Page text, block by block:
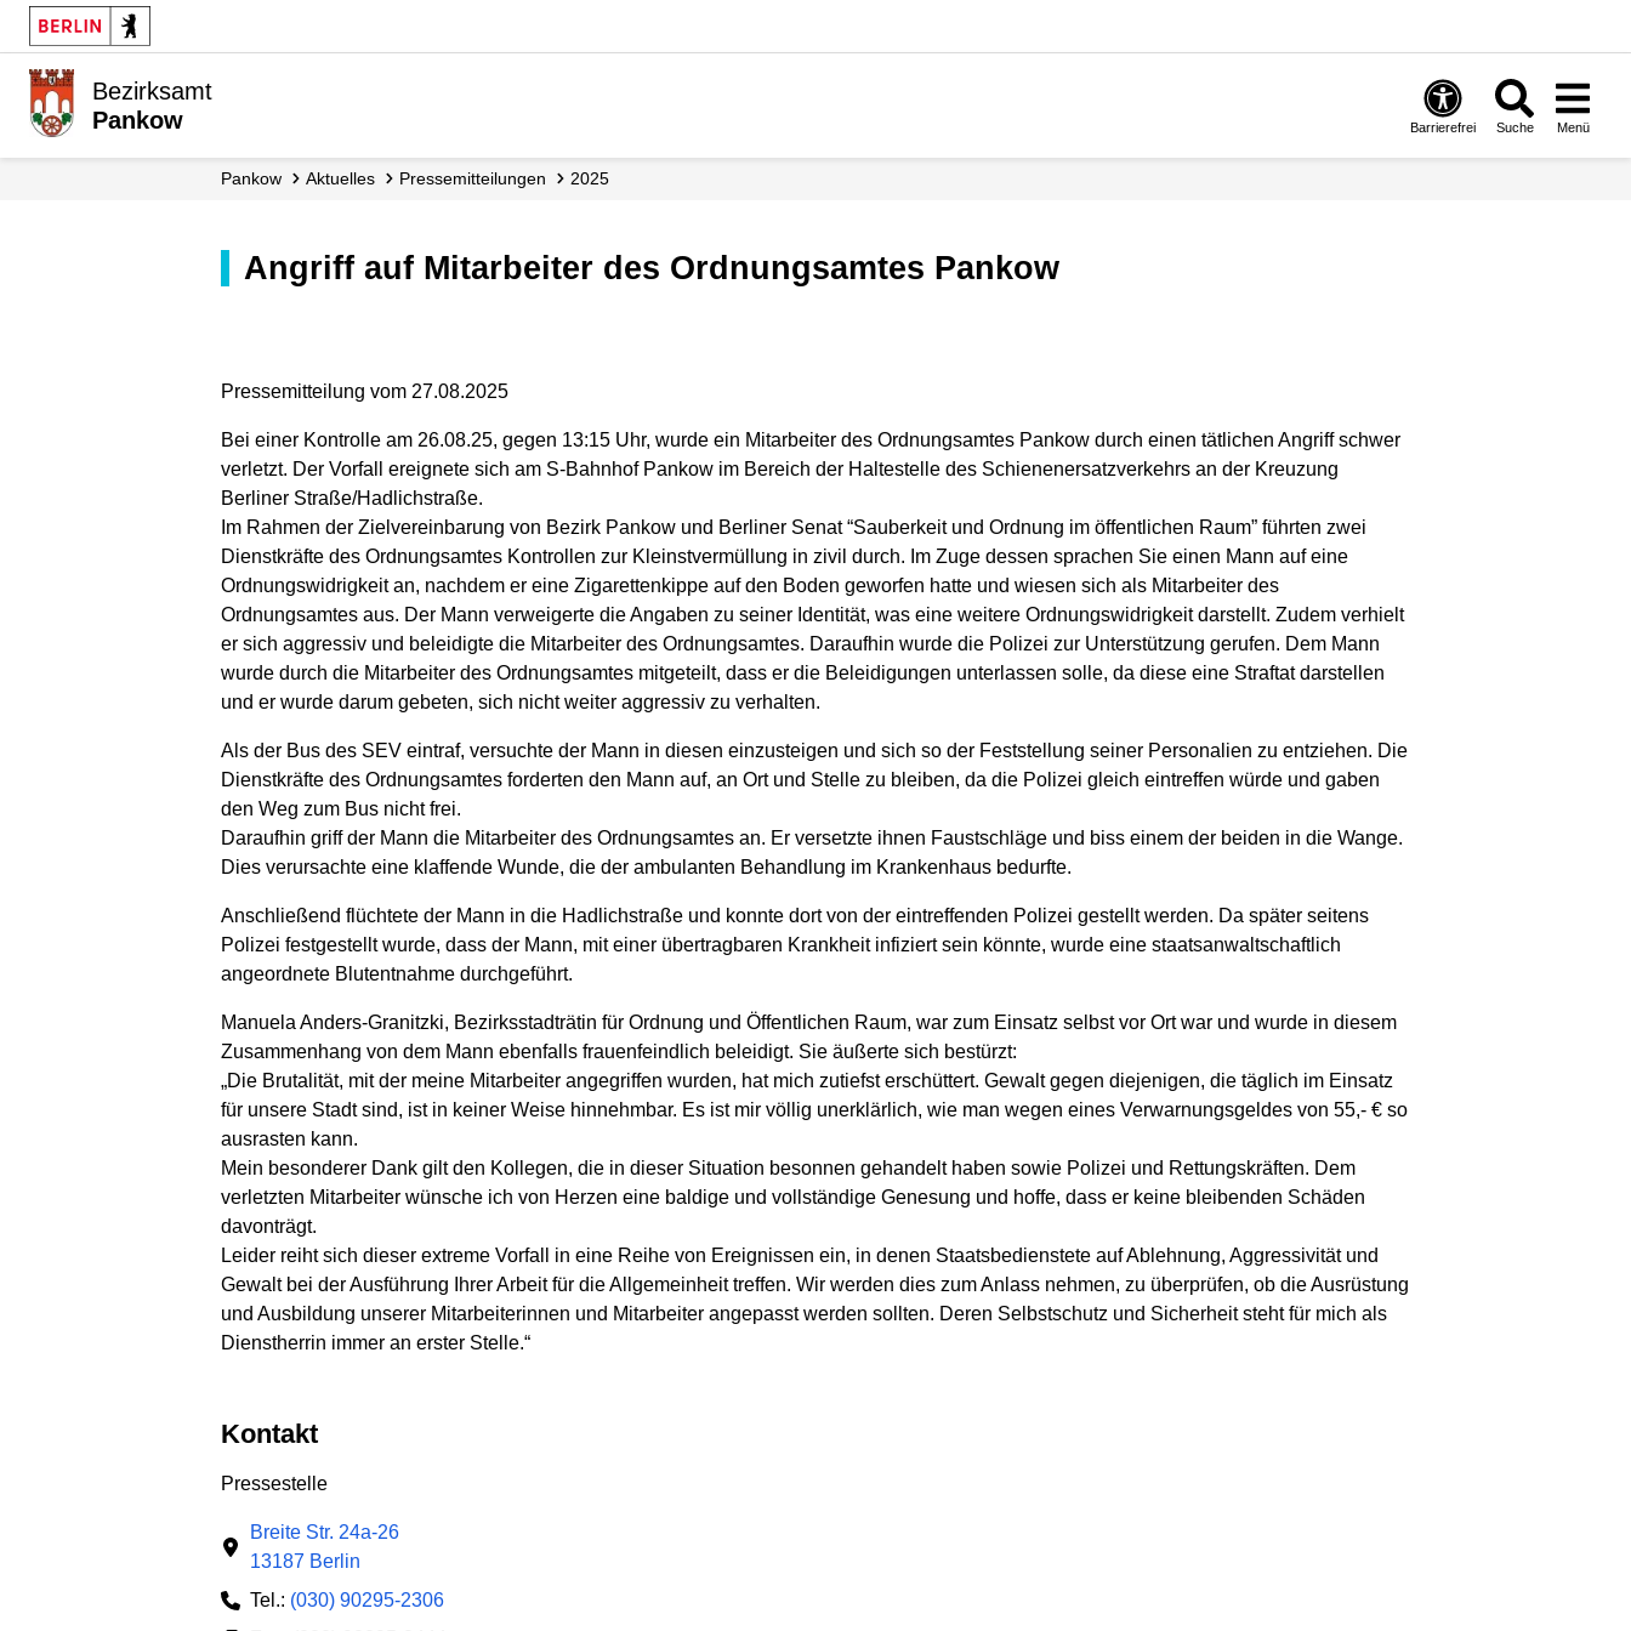
Bezirksamt
Pankow
Barrierefrei Suche Menü
Pankow Aktuelles Presse­mitteilungen 2025
Angriff auf Mitarbeiter des Ordnungsamtes Pankow
Pressemitteilung vom 27.08.2025
Bei einer Kontrolle am 26.08.25, gegen 13:15 Uhr, wurde ein Mitarbeiter des Ordnungsamtes Pankow durch einen tätlichen Angriff schwer
verletzt. Der Vorfall ereignete sich am S-Bahnhof Pankow im Bereich der Haltestelle des Schienenersatzverkehrs an der Kreuzung
Berliner Straße/Hadlichstraße.
Im Rahmen der Zielvereinbarung von Bezirk Pankow und Berliner Senat “Sauberkeit und Ordnung im öffentlichen Raum” führten zwei
Dienstkräfte des Ordnungsamtes Kontrollen zur Kleinstvermüllung in zivil durch. Im Zuge dessen sprachen Sie einen Mann auf eine
Ordnungswidrigkeit an, nachdem er eine Zigarettenkippe auf den Boden geworfen hatte und wiesen sich als Mitarbeiter des
Ordnungsamtes aus. Der Mann verweigerte die Angaben zu seiner Identität, was eine weitere Ordnungswidrigkeit darstellt. Zudem verhielt
er sich aggressiv und beleidigte die Mitarbeiter des Ordnungsamtes. Daraufhin wurde die Polizei zur Unterstützung gerufen. Dem Mann
wurde durch die Mitarbeiter des Ordnungsamtes mitgeteilt, dass er die Beleidigungen unterlassen solle, da diese eine Straftat darstellen
und er wurde darum gebeten, sich nicht weiter aggressiv zu verhalten.
Als der Bus des SEV eintraf, versuchte der Mann in diesen einzusteigen und sich so der Feststellung seiner Personalien zu entziehen. Die
Dienstkräfte des Ordnungsamtes forderten den Mann auf, an Ort und Stelle zu bleiben, da die Polizei gleich eintreffen würde und gaben
den Weg zum Bus nicht frei.
Daraufhin griff der Mann die Mitarbeiter des Ordnungsamtes an. Er versetzte ihnen Faustschläge und biss einem der beiden in die Wange.
Dies verursachte eine klaffende Wunde, die der ambulanten Behandlung im Krankenhaus bedurfte.
Anschließend flüchtete der Mann in die Hadlichstraße und konnte dort von der eintreffenden Polizei gestellt werden. Da später seitens
Polizei festgestellt wurde, dass der Mann, mit einer übertragbaren Krankheit infiziert sein könnte, wurde eine staatsanwaltschaftlich
angeordnete Blutentnahme durchgeführt.
Manuela Anders-Granitzki, Bezirksstadträtin für Ordnung und Öffentlichen Raum, war zum Einsatz selbst vor Ort war und wurde in diesem
Zusammenhang von dem Mann ebenfalls frauenfeindlich beleidigt. Sie äußerte sich bestürzt:
„Die Brutalität, mit der meine Mitarbeiter angegriffen wurden, hat mich zutiefst erschüttert. Gewalt gegen diejenigen, die täglich im Einsatz
für unsere Stadt sind, ist in keiner Weise hinnehmbar. Es ist mir völlig unerklärlich, wie man wegen eines Verwarnungsgeldes von 55,- € so
ausrasten kann.
Mein besonderer Dank gilt den Kollegen, die in dieser Situation besonnen gehandelt haben sowie Polizei und Rettungskräften. Dem
verletzten Mitarbeiter wünsche ich von Herzen eine baldige und vollständige Genesung und hoffe, dass er keine bleibenden Schäden
davonträgt.
Leider reiht sich dieser extreme Vorfall in eine Reihe von Ereignissen ein, in denen Staatsbedienstete auf Ablehnung, Aggressivität und
Gewalt bei der Ausführung Ihrer Arbeit für die Allgemeinheit treffen. Wir werden dies zum Anlass nehmen, zu überprüfen, ob die Ausrüstung
und Ausbildung unserer Mitarbeiterinnen und Mitarbeiter angepasst werden sollten. Deren Selbstschutz und Sicherheit steht für mich als
Dienstherrin immer an erster Stelle.“
Kontakt
Pressestelle
Breite Str. 24a-26
13187 Berlin
Tel.: (030) 90295-2306